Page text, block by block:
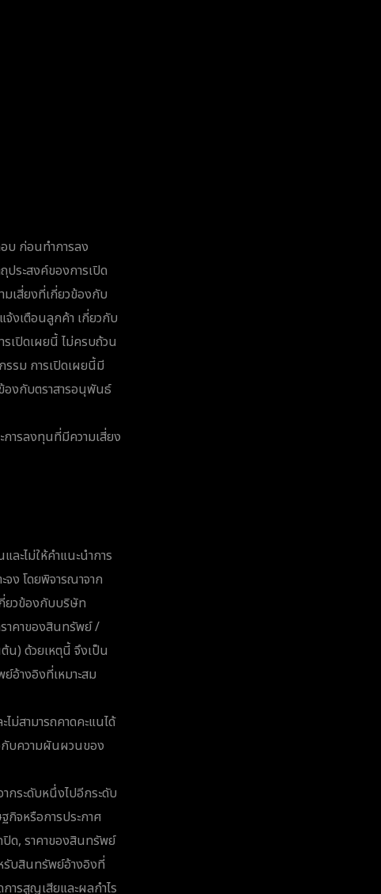
บ ก่อนทำการลง
ประสงค์ของการเปิด
มเสี่ยงที่เกี่ยวข้องกับ
จ้งเตือนลูกค้า เกี่ยวกับ
รเปิดเผยนี้ ไม่ครบถ้วน
รรม การเปิดเผยนี้มี
องกับตราสารอนุพันธ์
การลงทุนที่มีความเสี่ยง
ละไม่ให้คำแนะนำการ
จง โดยพิจารณาจาก
กี่ยวข้องกับบริษัท
าคาของสินทรัพย์ /
น) ด้วยเหตุนี้ จึงเป็น
อ้างอิงที่เหมาะสม
ม่สามารถคาดคะแนได้
กับความผันผวนของ
ระดับหนึ่งไปอีกระดับ
กิจหรือการประกาศ
ปิด, ราคาของสินทรัพย์
รับสินทรัพย์อ้างอิงที่
ารสูญเสียและผลกำไร